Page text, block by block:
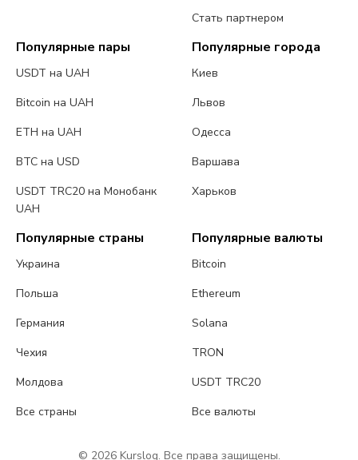
Стать партнером
Популярные пары
USDT на UAH
Bitcoin на UAH
ETH на UAH
BTC на USD
USDT TRC20 на Монобанк
UAH
Популярные города
Киев
Львов
Одесса
Варшава
Харьков
Популярные страны
Украина
Польша
Германия
Чехия
Молдова
Все страны
Популярные валюты
Bitcoin
Ethereum
Solana
TRON
USDT TRC20
Все валюты
© 2026 Kurslog. Все права защищены.